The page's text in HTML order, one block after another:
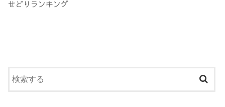
せどりランキング